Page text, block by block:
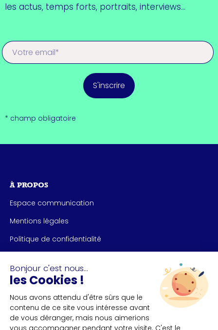
les actus, temps forts, portraits, interviews...
S'inscrire
* champ obligatoire
À PROPOS
Espace communication
Mentions légales
Politique de confidentialité